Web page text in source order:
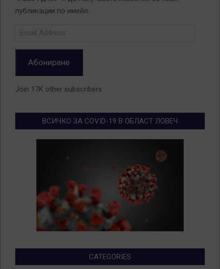
публикации по имейл.
Абониране
Join 17K other subscribers
ВСИЧКО ЗА COVID-19 В ОБЛАСТ ЛОВЕЧ
CATEGORIES